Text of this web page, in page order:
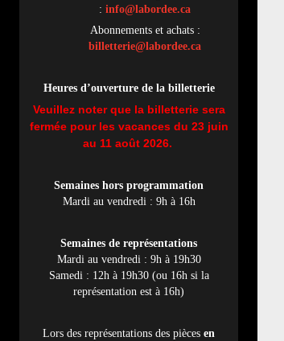
: info@labordee.ca
Abonnements et achats :
billetterie@labordee.ca
Heures d’ouverture de la billetterie
Veuillez noter que la billetterie sera
fermée pour les vacances du 23 juin
au 11 août 2026.
Semaines hors programmation
Mardi au vendredi : 9h à 16h
Semaines de représentations
Mardi au vendredi : 9h à 19h30
Samedi : 12h à 19h30 (ou 16h si la
représentation est à 16h)
Lors des représentations des pièces en